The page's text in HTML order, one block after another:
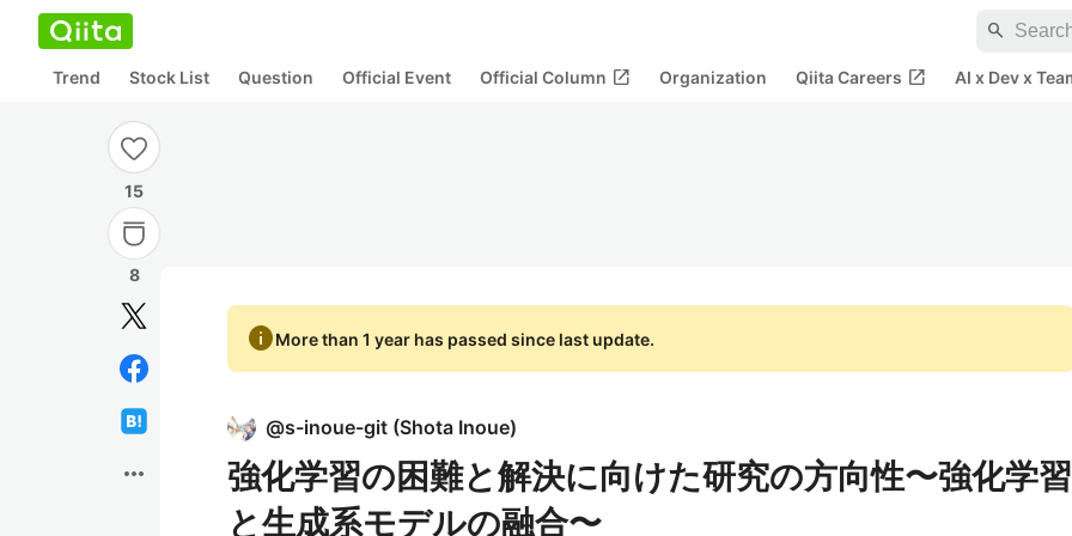
search
Trend Stock List Question Official Event Official Column open_in_new Organization Qiita Careers open_in_new AI x Dev x
15
8
more_horiz
infoMore than 1 year has passed since last update.
@s-inoue-git (Shota Inoue)
強化学習の困難と解決に向けた研究の方向性〜強化学習
と生成系モデルの融合〜